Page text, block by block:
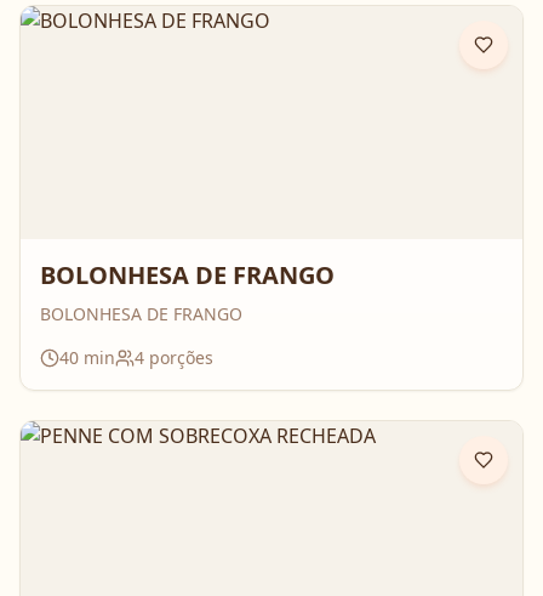
BOLONHESA DE FRANGO
BOLONHESA DE FRANGO
40 min 4 porções